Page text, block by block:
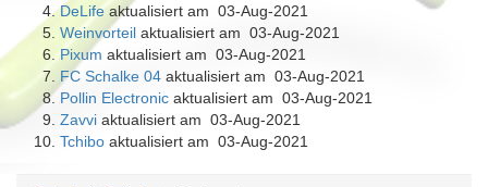
DeLifeaktualisiert am 03-Aug-2021
Weinvorteil aktualisiert am 03-Aug-2021
Pixum aktualisiert am 03-Aug-2021
FC Schalke 04 aktualisiert am 03-Aug-2021
Pollin Electronic aktualisiert am 03-Aug-2021
Zavvi aktualisiert am 03-Aug-2021
Tchibo aktualisiert am 03-Aug-2021